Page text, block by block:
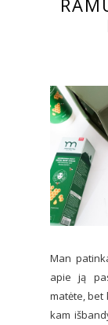
Man
apie ją
matėte, bet
kam